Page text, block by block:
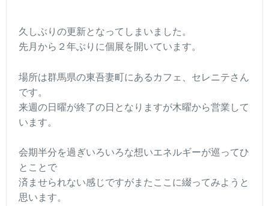
久しぶりの更新となってしまいました。
先月から２年ぶりに個展を開いています。
場所は群馬県の東吾妻町にあるカフェ、セレニテさん
です。
来週の日曜が終了の日となりますが木曜から営業して
います。
会期半分を過ぎいろいろな想いエネルギーが巡ってひ
とことで
済ませられない感じですがまたここに綴ってみようと
思います。